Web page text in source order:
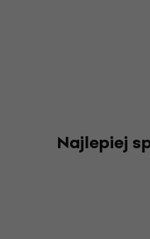
Najlepiej